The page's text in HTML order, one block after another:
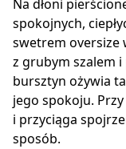
Na dłoni
spokojnych,
swetrem oversize
z grubym szalem
bursztyn ożywia
jego spokoju. Przy
i przyciąga
sposób.